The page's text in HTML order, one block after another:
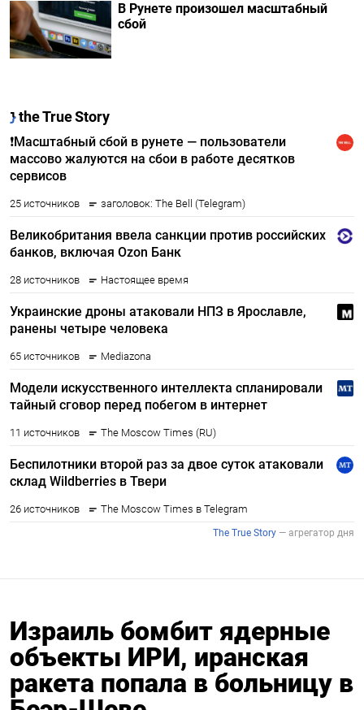
В Рунете произошел масштабный
сбой
Израиль бомбит ядерные
объекты ИРИ, иранская
ракета попала в больницу в